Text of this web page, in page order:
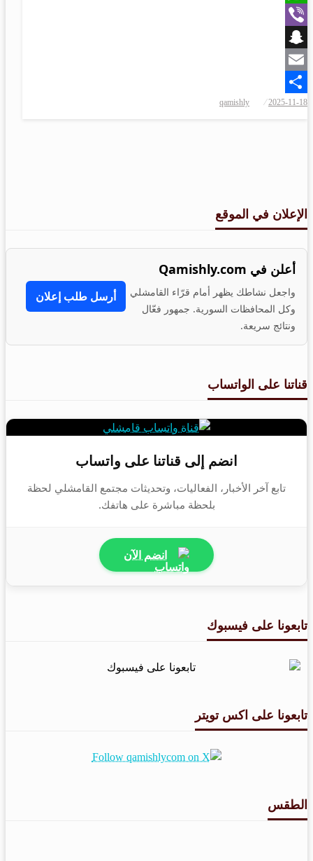
WhatsApp
Viber
Snapchat
Email
Share
2025-11-18
qamishly
الإعلان في الموقع
أعلن في Qamishly.com
واجعل نشاطك يظهر أمام قرّاء القامشلي
وكل المحافظات السورية. جمهور فعّال
ونتائج سريعة.
أرسل طلب إعلان
قناتنا على الواتساب
انضم إلى قناتنا على واتساب
تابع آخر الأخبار، الفعاليات، وتحديثات مجتمع القامشلي لحظة
بلحظة مباشرة على هاتفك.
انضم الآن
تابعونا على فيسبوك
تابعونا على اكس تويتر
الطقس